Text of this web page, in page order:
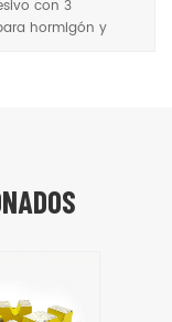
con 3
hormigón y